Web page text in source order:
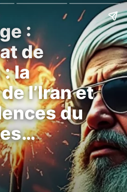
:
de
la
l’Iran et
du